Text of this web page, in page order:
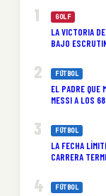
GOLF
LA VICTORIA
BAJO
FÚTBOL
EL PADRE QUE
MESSI A LOS
FÚTBOL
LA FECHA
CARRERA
FÚTBOL